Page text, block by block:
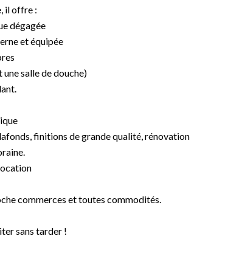
il offre :
dégagée
et équipée
une salle de douche)
finitions de grande qualité, rénovation
commerces et toutes commodités.
sans tarder !